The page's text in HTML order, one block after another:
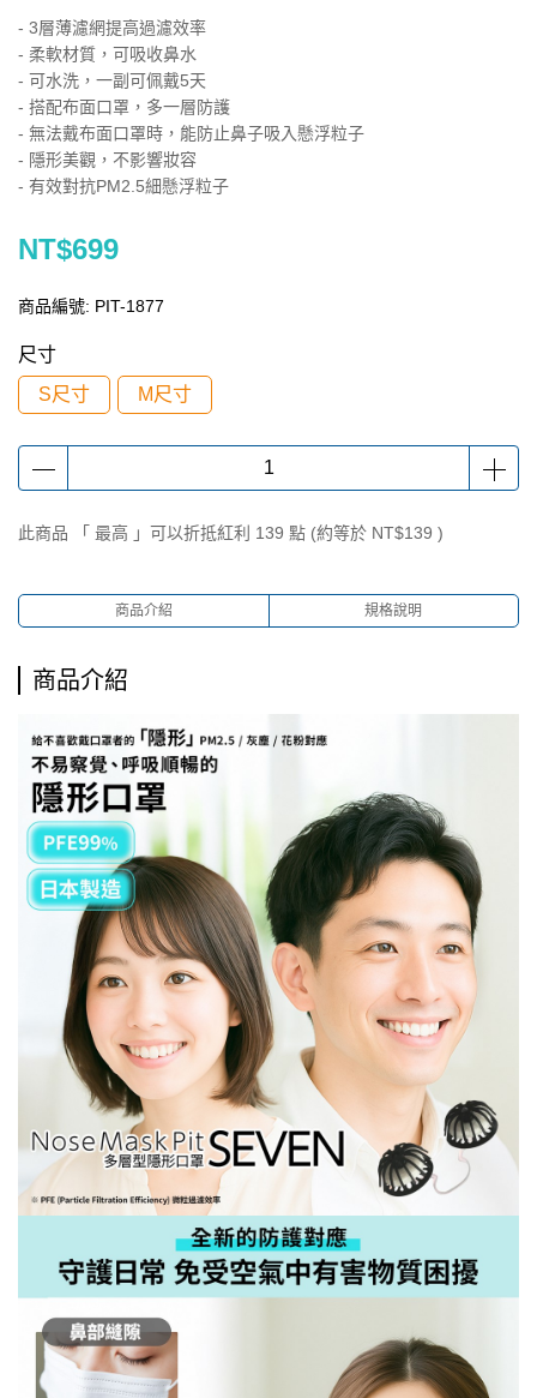
- 3層薄濾網提高過濾效率
- 柔軟材質，可吸收鼻水
- 可水洗，一副可佩戴5天
- 搭配布面口罩，多一層防護
- 無法戴布面口罩時，能防止鼻子吸入懸浮粒子
- 隱形美觀，不影響妝容
- 有效對抗PM2.5細懸浮粒子
NT$699
商品編號: PIT-1877
尺寸
S尺寸
M尺寸
此商品 「 最高 」可以折抵紅利 139 點 (約等於 NT$139 )
商品介紹 規格說明
商品介紹